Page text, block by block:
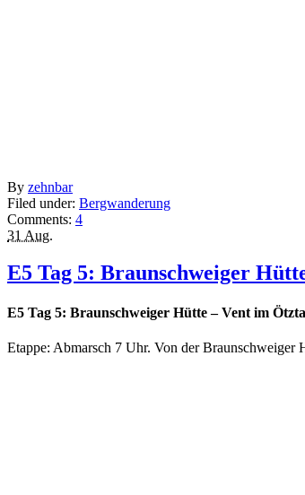
By zehnbar
Filed under: Bergwanderung
Comments: 4
31 Aug.
E5 Tag 5: Braunschweiger
E5 Tag 5: Braunschweiger Hütte – Vent im
Etappe: Abmarsch 7 Uhr. Von der